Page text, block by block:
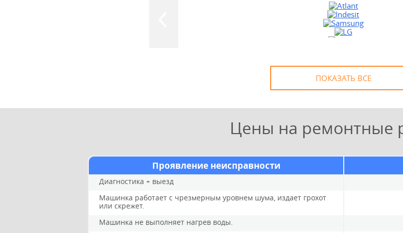
ПОКАЗАТЬ ВСЕ
Цены на ремонтные
Проявление неисправности
Диагностика + выезд
Машинка работает с чрезмерным уровнем шума, издает грохот
или скрежет.
Машинка не выполняет нагрев воды.